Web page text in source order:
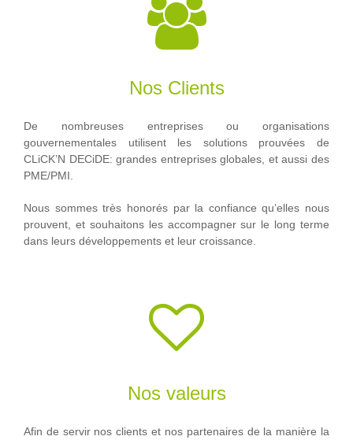
Nos Clients
De nombreuses entreprises ou organisations
gouvernementales utilisent les solutions prouvées de
CLiCK’N DECiDE: grandes entreprises globales, et aussi des
PME/PMI.
Nous sommes très honorés par la confiance qu’elles nous
prouvent, et souhaitons les accompagner sur le long terme
dans leurs développements et leur croissance.
Nos valeurs
Afin de servir nos clients et nos partenaires de la manière la